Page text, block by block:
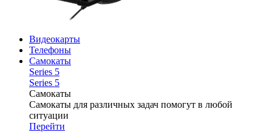
Видеокарты
Телефоны
Самокаты
Series 5
Series 5
Самокаты
Самокаты для различных задач помогут в любой
ситуации
Перейти